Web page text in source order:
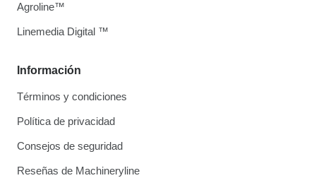
Información
Términos y condiciones
Política de privacidad
Consejos de seguridad
Reseñas de Machineryline
Agroline™
Linemedia Digital ™